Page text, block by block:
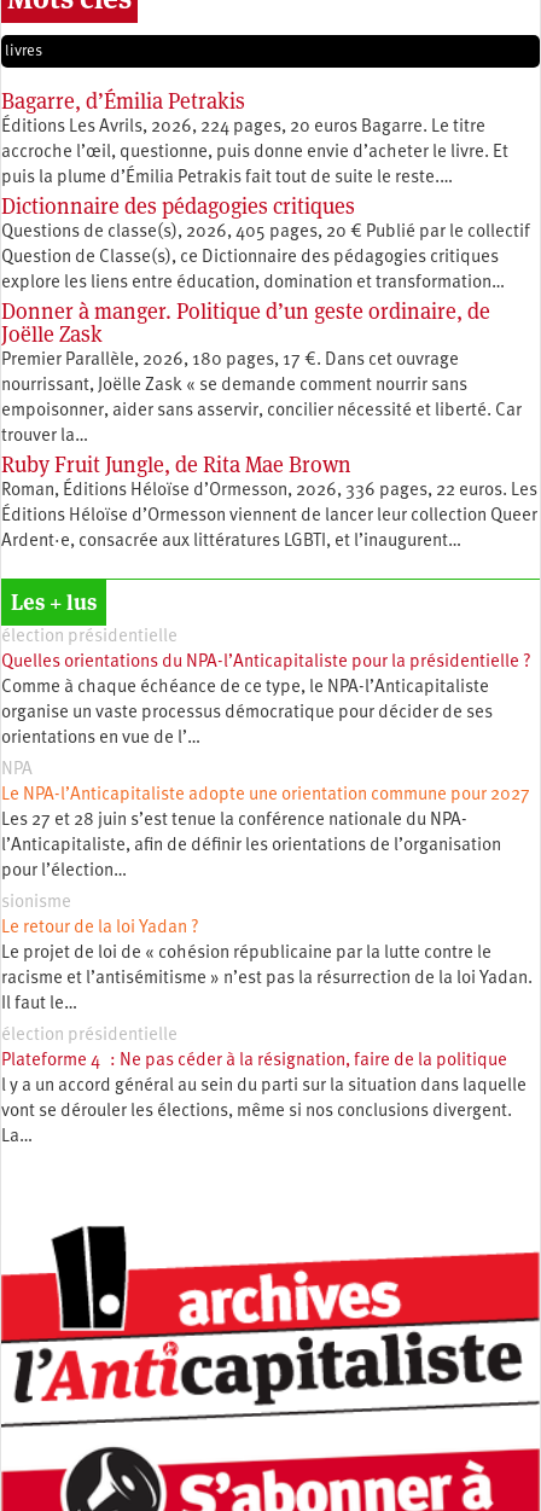
livres
Bagarre, d’Émilia Petrakis
Éditions Les Avrils, 2026, 224 pages, 20 euros Bagarre. Le titre
accroche l’œil, questionne, puis donne envie d’acheter le livre. Et
puis la plume d’Émilia Petrakis fait tout de suite le reste.…
Dictionnaire des pédagogies critiques
Questions de classe(s), 2026, 405 pages, 20 € Publié par le collectif
Question de Classe(s), ce Dictionnaire des pédagogies critiques
explore les liens entre éducation, ­domination et transformation…
Donner à manger. Politique d’un geste ordinaire, de
Joëlle Zask
Premier Parallèle, 2026, 180 pages, 17 €. Dans cet ouvrage
nourrissant, Joëlle Zask « se demande comment nourrir sans
empoisonner, aider sans asservir, concilier nécessité et liberté. Car
trouver la…
Ruby Fruit Jungle, de Rita Mae Brown
Roman, Éditions Héloïse d’Ormesson, 2026, 336 pages, 22 euros. Les
Éditions Héloïse d’Ormesson viennent de lancer leur collection Queer
Ardent·e, consacrée aux littératures LGBTI, et l’inaugurent…
Les + lus
élection présidentielle
Quelles orientations du NPA-l’Anticapitaliste pour la présidentielle ?
Comme à chaque échéance de ce type, le NPA-l’Anticapitaliste
organise un vaste processus démocratique pour décider de ses
orientations en vue de l’…
NPA
Le NPA-l’Anticapitaliste adopte une orientation commune pour 2027
Les 27 et 28 juin s’est tenue la conférence nationale du NPA-
l’Anticapitaliste, afin de définir les orientations de l’organisation
pour l’élection…
sionisme
Le retour de la loi Yadan ?
Le projet de loi de « cohésion républicaine par la lutte contre le
racisme et l’antisémitisme » n’est pas la résurrection de la loi Yadan.
Il faut le…
élection présidentielle
Plateforme 4 : Ne pas céder à la résignation, faire de la politique
l y a un accord général au sein du parti sur la situation dans laquelle
vont se dérouler les élections, même si nos conclusions divergent.
La…